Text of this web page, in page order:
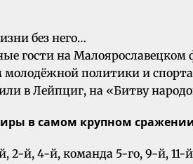
без него…
гости на Малоярославецком
политики и
в Лейпциг, на «Битву
в самом крупном
2-й, 4-й, команда 5-го, 9-й,